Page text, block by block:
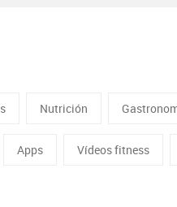
Nutrición
Apps Vídeos fitness